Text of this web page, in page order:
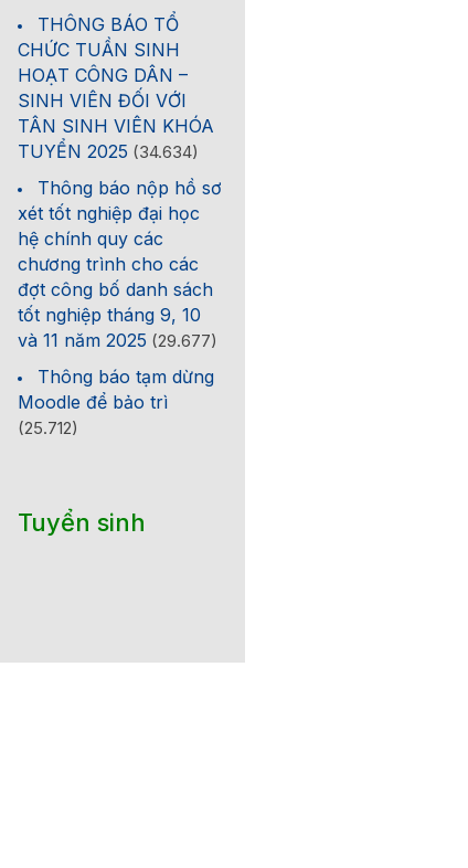
THÔNG BÁO TỔ
CHỨC TUẦN SINH
HOẠT CÔNG DÂN –
SINH VIÊN ĐỐI VỚI
TÂN SINH VIÊN KHÓA
TUYỂN 2025 (34.634)
Thông báo nộp hồ sơ
xét tốt nghiệp đại học
hệ chính quy các
chương trình cho các
đợt công bố danh sách
tốt nghiệp tháng 9, 10
và 11 năm 2025 (29.677)
Thông báo tạm dừng
Moodle để bảo trì
(25.712)
Tuyển sinh